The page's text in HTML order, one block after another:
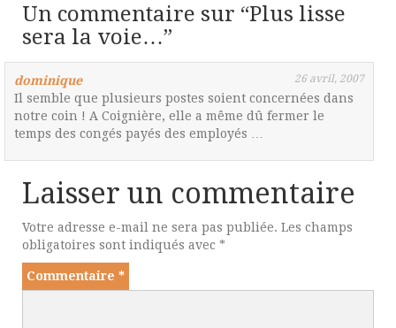
Un commentaire sur “Plus lisse
sera la voie…”
dominique 26 avril, 2007
Il semble que plusieurs postes soient concernées dans
notre coin ! A Coignière, elle a même dû fermer le
temps des congés payés des employés …
Laisser un commentaire
Votre adresse e-mail ne sera pas publiée. Les champs
obligatoires sont indiqués avec *
Commentaire *